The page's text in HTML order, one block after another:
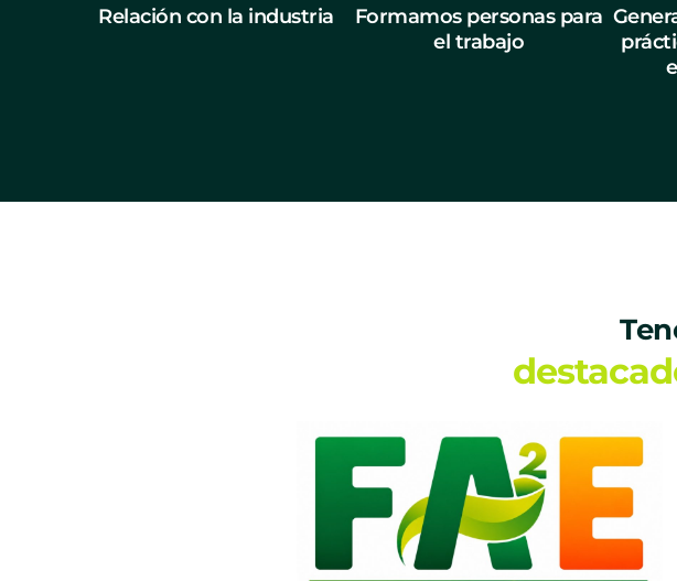
Relación con la industria
Formamos personas para
el trabajo